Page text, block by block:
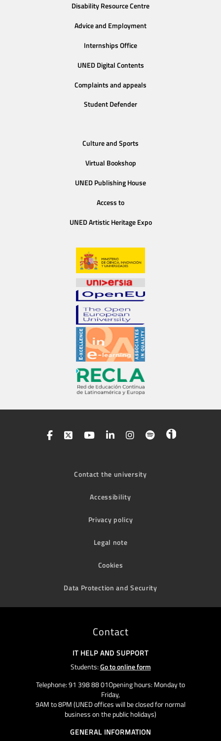
Disability Resource Centre
Advice and Employment
Internships Office
UNED Digital Contents
Complaints and appeals
Student Defender
Culture and Sports
Virtual Bookshop
UNED Publishing House
Access to
UNED Artistic Heritage Expo
Contact the university
Accessibility
Privacy policy
Legal note
Cookies
Data Protection and Security
Contact
IT HELP AND SUPPORT
Students:Go to online form
Telephone: 91 398 88 01Opening hours: Monday to
Friday,
9AM to 8PM (UNED offices will be closed for normal
business on the public holidays)
GENERAL INFORMATION